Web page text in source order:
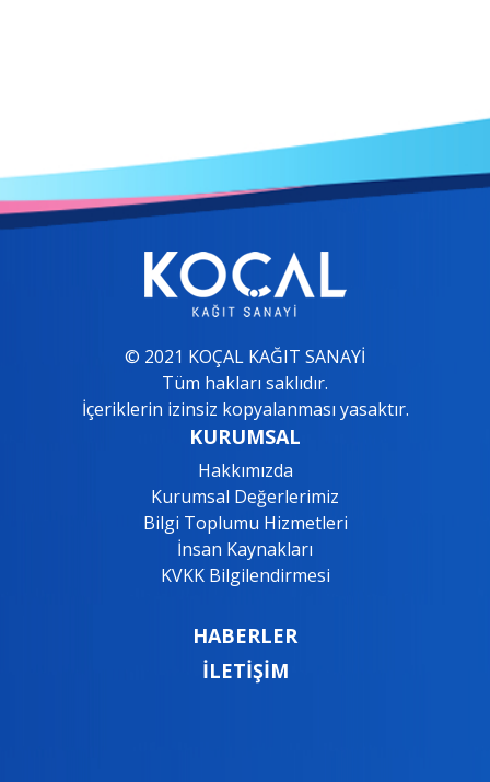
© 2021 KOÇAL KAĞIT SANAYİ
Tüm hakları saklıdır.
İçeriklerin izinsiz kopyalanması yasaktır.
KURUMSAL
Hakkımızda
Kurumsal Değerlerimiz
Bilgi Toplumu Hizmetleri
İnsan Kaynakları
KVKK Bilgilendirmesi
HABERLER
İLETİŞİM